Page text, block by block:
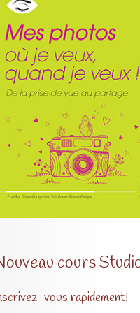
cours
vous rapidement!